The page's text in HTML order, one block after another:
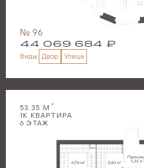
№ 96
44 069 684 ₽
Виды: Двор Улица
53.35 М 2
1 К КВАРТИРА
6 ЭТАЖ